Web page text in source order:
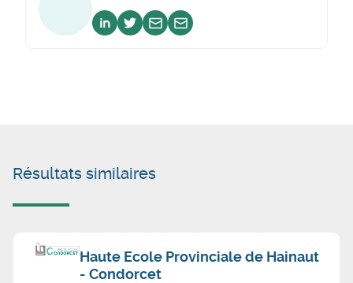
Voir sur linkedin
Voir sur twitter
Envoyer un email
Envoyer un email
Résultats similaires
Haute Ecole Provinciale de Hainaut
- Condorcet